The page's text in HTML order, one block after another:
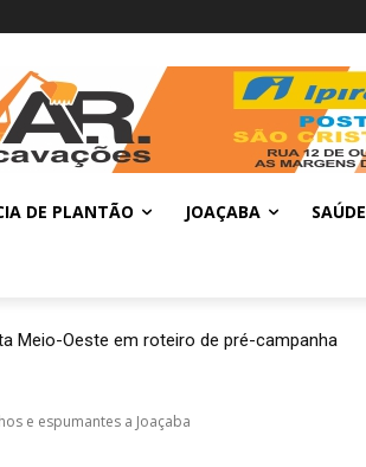
DE PLANTÃO JOAÇABA SAÚDE
Meio-Oeste em roteiro de pré-campanha
e espumantes a Joaçaba